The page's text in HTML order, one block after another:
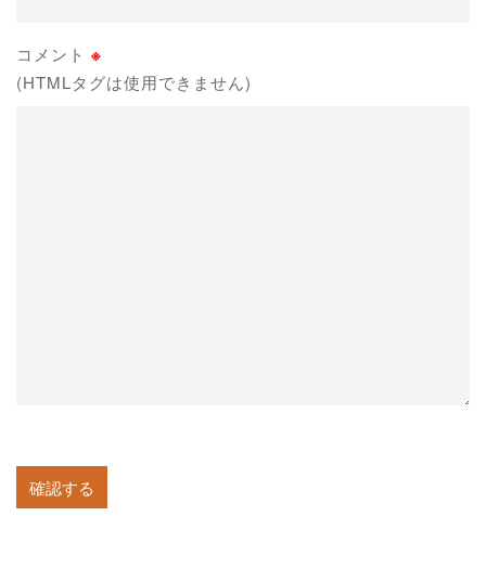
コメント ※
(HTMLタグは使用できません)